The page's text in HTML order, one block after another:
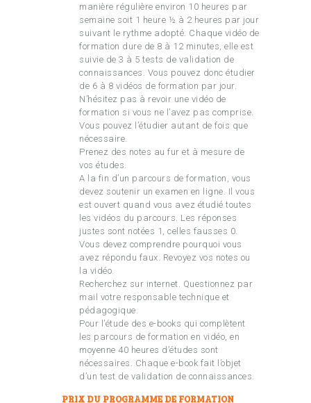
manière régulière environ 10 heures par
semaine soit 1 heure ½ à 2 heures par jour
suivant le rythme adopté. Chaque vidéo de
formation dure de 8 à 12 minutes, elle est
suivie de 3 à 5 tests de validation de
connaissances. Vous pouvez donc étudier
de 6 à 8 vidéos de formation par jour.
N’hésitez pas à revoir une vidéo de
formation si vous ne l’avez pas comprise.
Vous pouvez l’étudier autant de fois que
nécessaire.
Prenez des notes au fur et à mesure de
vos études.
A la fin d’un parcours de formation, vous
devez soutenir un examen en ligne. Il vous
est ouvert quand vous avez étudié toutes
les vidéos du parcours. Les réponses
justes sont notées 1, celles fausses 0.
Vous devez comprendre pourquoi vous
avez répondu faux. Revoyez vos notes ou
la vidéo.
Recherchez sur internet. Questionnez par
mail votre responsable technique et
pédagogique.
Pour l’étude des e-books qui complètent
les parcours de formation en vidéo, en
moyenne 40 heures d’études sont
nécessaires. Chaque e-book fait l’objet
d’un test de validation de connaissances.
PRIX DU PROGRAMME DE FORMATION